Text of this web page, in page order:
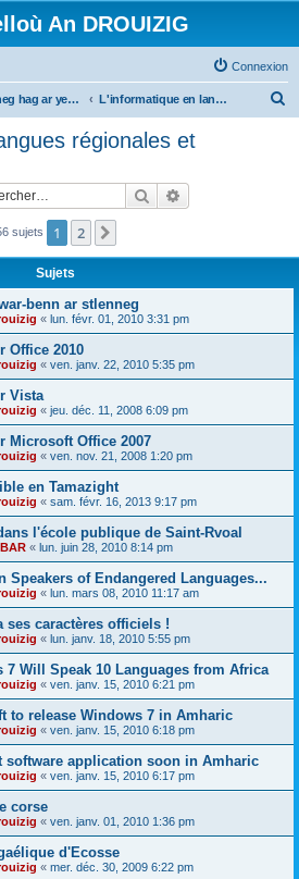
An DROUIZIG
Connexion
Ar stlenneg hag ar yezhoù bihan er bed a-bezh L'informatique en langues régionales et minoritaires
c
r
régionales et
Rechercher
sujets 1 2
Sujets
benn ar stlenneg
« lun. févr. 01, 2010 3:31 pm
Office 2010
« ven. janv. 22, 2010 5:35 pm
Vista
« jeu. déc. 11, 2008 6:09 pm
Microsoft Office 2007
« ven. nov. 21, 2008 1:20 pm
en Tamazight
« sam. févr. 16, 2013 9:17 pm
l'école publique de Saint-Rvoal
« lun. juin 28, 2010 8:14 pm
Speakers of Endangered Languages...
« lun. mars 08, 2010 11:17 am
ses caractères officiels !
« lun. janv. 18, 2010 5:55 pm
7 Will Speak 10 Languages from Africa
« ven. janv. 15, 2010 6:21 pm
to release Windows 7 in Amharic
« ven. janv. 15, 2010 6:18 pm
software application soon in Amharic
« ven. janv. 15, 2010 6:17 pm
corse
« ven. janv. 01, 2010 1:36 pm
d'Ecosse
« mer. déc. 30, 2009 6:22 pm